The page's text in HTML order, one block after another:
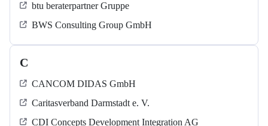
btu beraterpartner Gruppe
BWS Consulting Group GmbH
C
CANCOM DIDAS GmbH
Caritasverband Darmstadt e. V.
CDI Concepts Development Integration AG